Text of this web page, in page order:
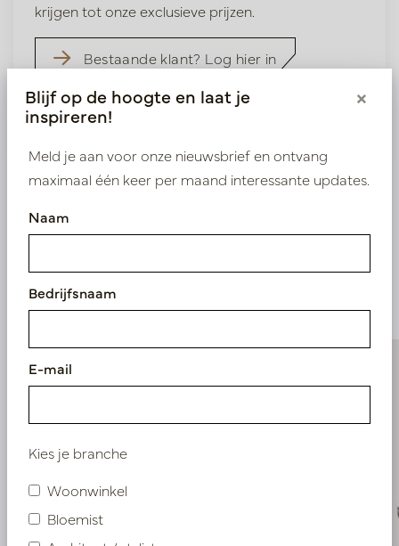
krijgen tot onze exclusieve prijzen.
Bestaande klant? Log hier in
Nieuw? Registreer hier
producten
Blijf op de hoogte en laat je
inspireren!
×
Meld je aan voor onze nieuwsbrief en ontvang
maximaal één keer per maand interessante updates.
Naam
Bedrijfsnaam
E-mail
Kies je branche
Woonwinkel
Bloemist